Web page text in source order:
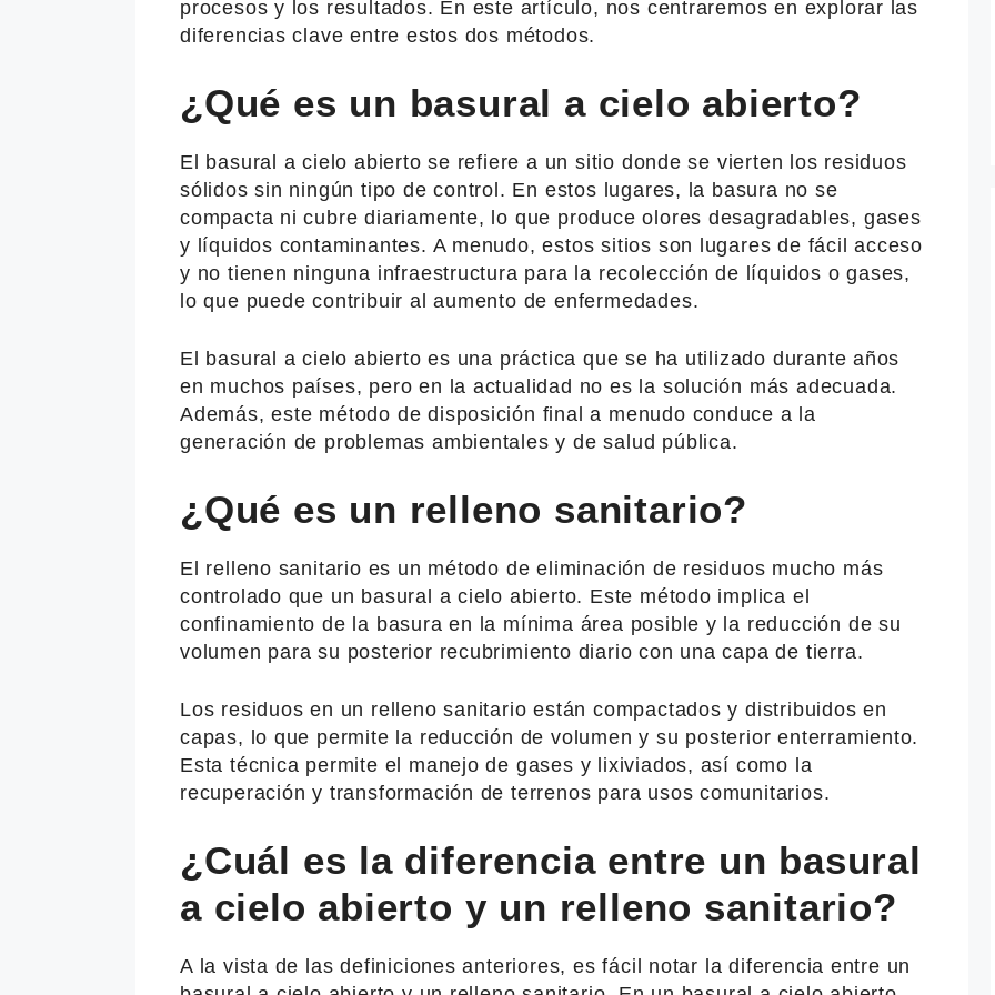
procesos y los resultados. En este artículo, nos centraremos en explorar las
diferencias clave entre estos dos métodos.
¿Qué es un basural a cielo abierto?
El basural a cielo abierto se refiere a un sitio donde se vierten los residuos
sólidos sin ningún tipo de control. En estos lugares, la basura no se
compacta ni cubre diariamente, lo que produce olores desagradables, gases
y líquidos contaminantes. A menudo, estos sitios son lugares de fácil acceso
y no tienen ninguna infraestructura para la recolección de líquidos o gases,
lo que puede contribuir al aumento de enfermedades.
El basural a cielo abierto es una práctica que se ha utilizado durante años
en muchos países, pero en la actualidad no es la solución más adecuada.
Además, este método de disposición final a menudo conduce a la
generación de problemas ambientales y de salud pública.
¿Qué es un relleno sanitario?
El relleno sanitario es un método de eliminación de residuos mucho más
controlado que un basural a cielo abierto. Este método implica el
confinamiento de la basura en la mínima área posible y la reducción de su
volumen para su posterior recubrimiento diario con una capa de tierra.
Los residuos en un relleno sanitario están compactados y distribuidos en
capas, lo que permite la reducción de volumen y su posterior enterramiento.
Esta técnica permite el manejo de gases y lixiviados, así como la
recuperación y transformación de terrenos para usos comunitarios.
¿Cuál es la diferencia entre un basural
a cielo abierto y un relleno sanitario?
A la vista de las definiciones anteriores, es fácil notar la diferencia entre un